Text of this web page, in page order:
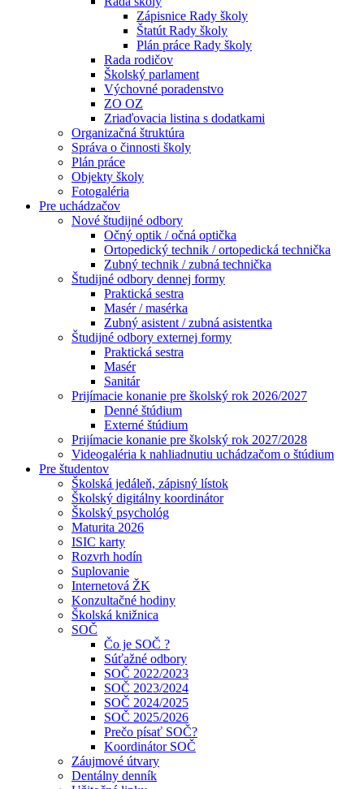
Zápisnice Rady školy
Štatút Rady školy
Plán práce Rady školy
Rada rodičov
Školský parlament
Výchovné poradenstvo
ZO OZ
Zriaďovacia listina s dodatkami
Organizačná štruktúra
Správa o činnosti školy
Plán práce
Objekty školy
Fotogaléria
Pre uchádzačov
Nové študijné odbory
Očný optik / očná optička
Ortopedický technik / ortopedická technička
Zubný technik / zubná technička
Študijné odbory dennej formy
Praktická sestra
Masér / masérka
Zubný asistent / zubná asistentka
Študijné odbory externej formy
Praktická sestra
Masér
Sanitár
Prijímacie konanie pre školský rok 2026/2027
Denné štúdium
Externé štúdium
Prijímacie konanie pre školský rok 2027/2028
Videogaléria k nahliadnutiu uchádzačom o štúdium
Pre študentov
Školská jedáleň, zápisný lístok
Školský digitálny koordinátor
Školský psychológ
Maturita 2026
ISIC karty
Rozvrh hodín
Suplovanie
Internetová ŽK
Konzultačné hodiny
Školská knižnica
SOČ
Čo je SOČ ?
Súťažné odbory
SOČ 2022/2023
SOČ 2023/2024
SOČ 2024/2025
SOČ 2025/2026
Prečo písať SOČ?
Koordinátor SOČ
Záujmové útvary
Dentálny denník